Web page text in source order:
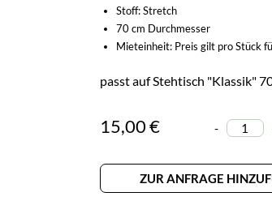
Stoff: Stretch
70 cm Durchmesser
Mieteinheit: Preis gilt pro Stück
passt auf Stehtisch "Klassik"
15,00 € -
ZUR ANFRAGE